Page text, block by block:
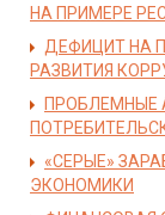
НА ПРИМЕРЕ
ДЕФИЦИТ НА
РАЗВИТИЯ
ПРОБЛЕМНЫЕ
«СЕРЫЕ»
ЭКОНОМИКИ